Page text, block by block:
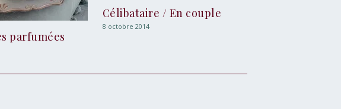
parfumées
Célibataire / En couple
8 octobre 2014